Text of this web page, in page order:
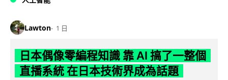
Lawton 1 日
日本偶像零編程知識 靠 AI 搞了一整個
直播系統 在日本技術界成為話題